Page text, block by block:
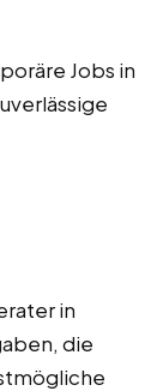
Jobs in
in
die